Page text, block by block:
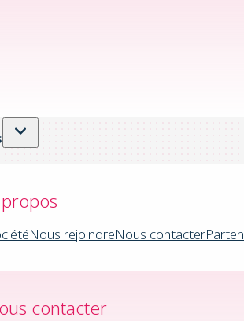
Nous rejoindreNous contacter
contacter